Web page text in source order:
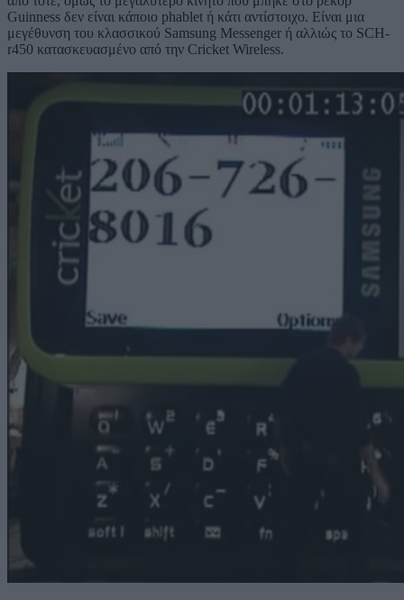
Guinness δεν είναι κάποιο phablet ή κάτι αντίστοιχο. Είναι μια
μεγέθυνση του κλασσικού Samsung Messenger ή αλλιώς το SCH-
r450 κατασκευασμένο από την Cricket Wireless.